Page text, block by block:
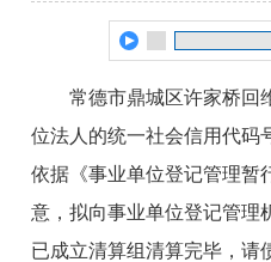
常德市鼎城区许家桥回
位法人的统一社会信用代码
依据《事业单位登记管理暂
意，拟向事业单位登记管理
已成立清算组清算完毕，请